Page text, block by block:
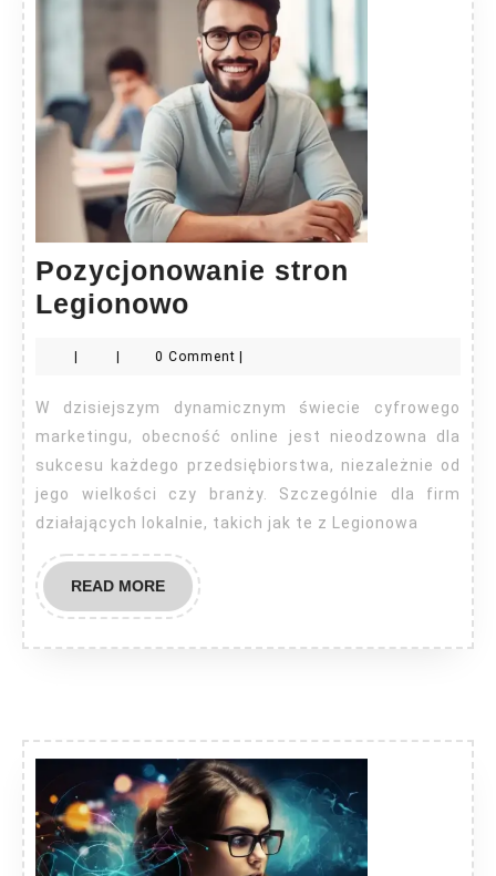
Pozycjonowanie stron
Legionowo
Legionowo
0 Comment
W dzisiejszym dynamicznym świecie cyfrowego
marketingu, obecność online jest nieodzowna dla
sukcesu każdego przedsiębiorstwa, niezależnie od
jego wielkości czy branży. Szczególnie dla firm
działających lokalnie, takich jak te z Legionowa
READ MOREREAD
MORE